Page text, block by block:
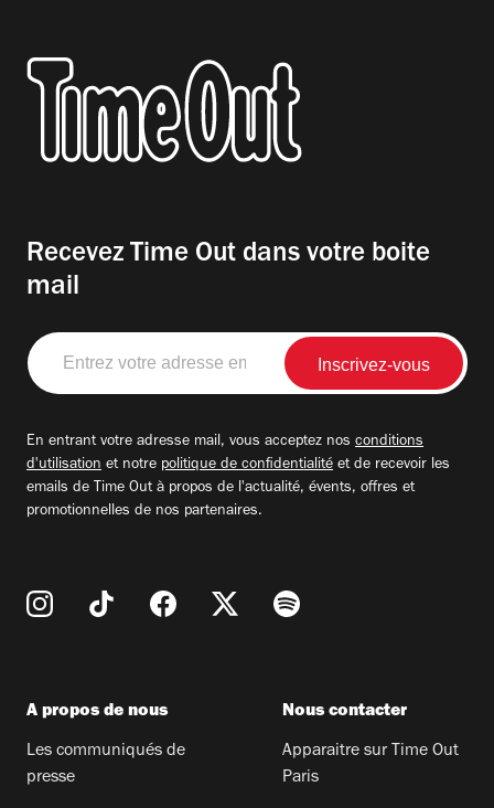
Recevez Time Out dans votre boite
mail
Entrez
votre
adresse
En entrant votre adresse mail, vous acceptez nos conditions
d'utilisation et notre politique de confidentialité et de recevoir les
emails de Time Out à propos de l'actualité, évents, offres et
promotionnelles de nos partenaires.
A propos de nous
Les communiqués de
presse
Nous contacter
Apparaitre sur Time Out
Paris